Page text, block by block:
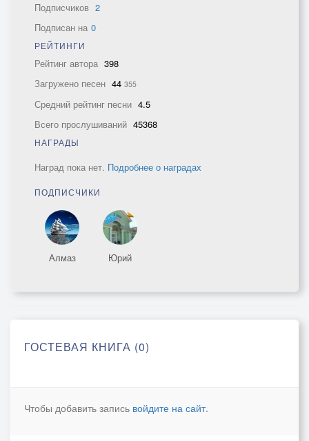
Подписчиков 2
Подписан на 0
РЕЙТИНГИ
Рейтинг автора 398
Загружено песен 44 355
Средний рейтинг песни 4.5
Всего прослушиваний 45368
НАГРАДЫ
Наград пока нет. Подробнее о наградах
ПОДПИСЧИКИ
Алмаз Юрий
ГОСТЕВАЯ КНИГА (0)
Чтобы добавить запись войдите на сайт.